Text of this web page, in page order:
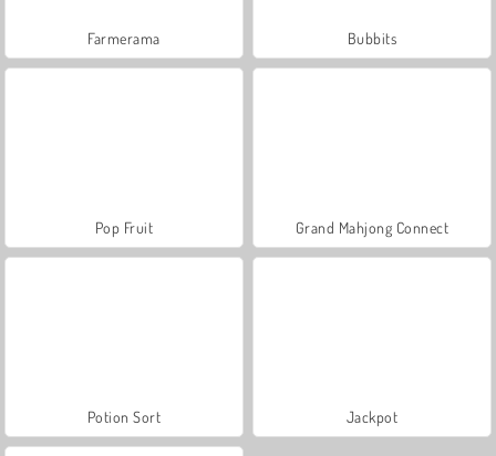
Farmerama Bubbits
Pop Fruit Grand Mahjong Connect
Potion Sort Jackpot